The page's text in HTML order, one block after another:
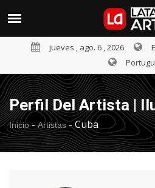
jueves , ago. 6 , 2026
Perfil Del Artista |
Inicio- Artistas-Cuba